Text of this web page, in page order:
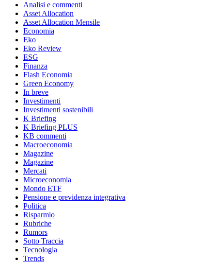
Analisi e commenti
Asset Allocation
Asset Allocation Mensile
Economia
Eko
Eko Review
ESG
Finanza
Flash Economia
Green Economy
In breve
Investimenti
Investimenti sostenibili
K Briefing
K Briefing PLUS
KB commenti
Macroeconomia
Magazine
Magazine
Mercati
Microeconomia
Mondo ETF
Pensione e previdenza integrativa
Politica
Risparmio
Rubriche
Rumors
Sotto Traccia
Tecnologia
Trends